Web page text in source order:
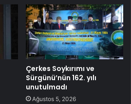
Çerkes Soykırımı ve
Sürgünü’nün 162. yılı
unutulmadı
Ağustos 5, 2026